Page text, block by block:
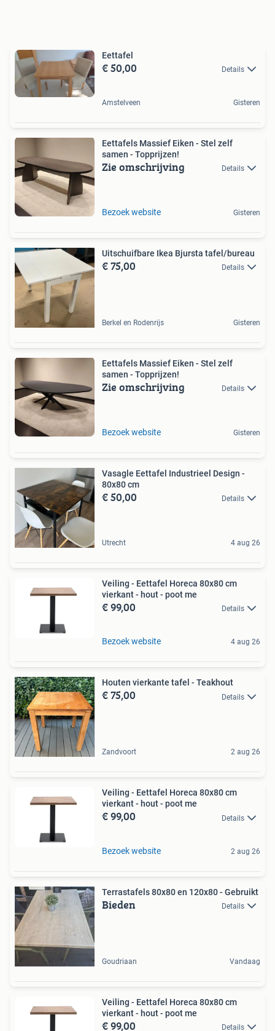
Eettafel
€ 50,00 Details
Amstelveen Gisteren
Eettafels Massief Eiken - Stel zelf
samen - Topprijzen!
Zie omschrijving Details
Bezoek website Gisteren
Uitschuifbare Ikea Bjursta tafel/bureau
€ 75,00 Details
Berkel en Rodenrijs Gisteren
Eettafels Massief Eiken - Stel zelf
samen - Topprijzen!
Zie omschrijving Details
Bezoek website Gisteren
Vasagle Eettafel Industrieel Design -
80x80 cm
€ 50,00 Details
Utrecht 4 aug 26
Veiling - Eettafel Horeca 80x80 cm
vierkant - hout - poot me
€ 99,00 Details
Bezoek website 4 aug 26
Houten vierkante tafel - Teakhout
€ 75,00 Details
Zandvoort 2 aug 26
Veiling - Eettafel Horeca 80x80 cm
vierkant - hout - poot me
€ 99,00 Details
Bezoek website 2 aug 26
Terrastafels 80x80 en 120x80 - Gebruikt
Bieden Details
Goudriaan Vandaag
Veiling - Eettafel Horeca 80x80 cm
vierkant - hout - poot me
€ 99,00 Details